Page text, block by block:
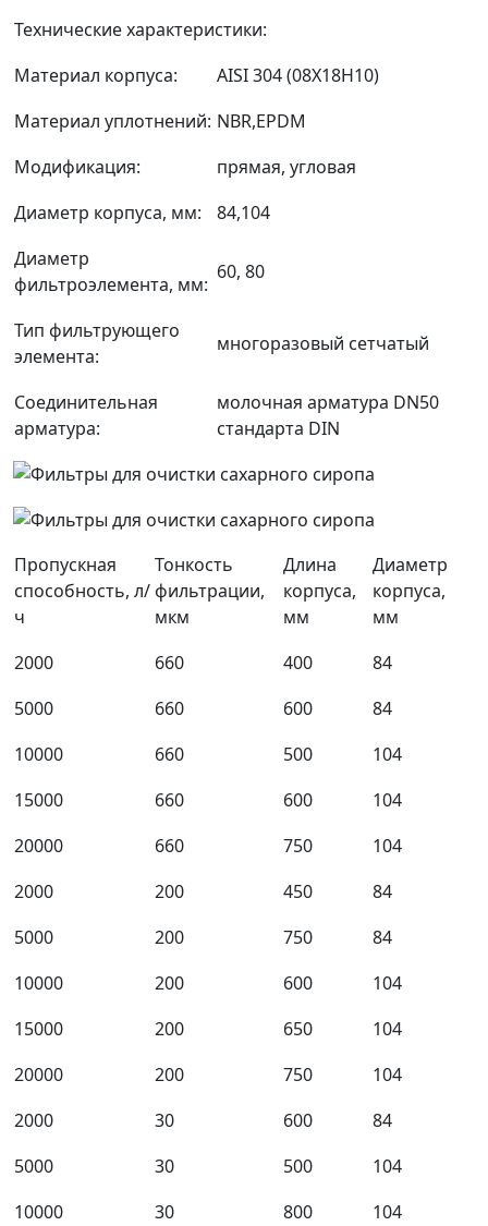
Технические характеристики:
Материал корпуса:
AISI 304 (08Х18Н10)
Материал уплотнений: NBR,EPDM
Модификация:
прямая, угловая
Диаметр корпуса, мм:
84,104
Диаметр
фильтроэлемента, мм:
60, 80
Тип фильтрующего
элемента:
многоразовый сетчатый
Соединительная
арматура:
молочная арматура DN50
стандарта DIN
Пропускная
способность, л/
ч
Тонкость
фильтрации,
мкм
Длина
корпуса,
мм
Диаметр
корпуса,
мм
2000
660 400
84
5000
660 600
84
10000
660 500
104
15000
660 600
104
20000
660 750
104
2000
200 450
84
5000
200 750
84
10000
200 600
104
15000
200 650
104
20000
200 750
104
2000
30 600
84
5000
30 500
104
10000
30 800 104